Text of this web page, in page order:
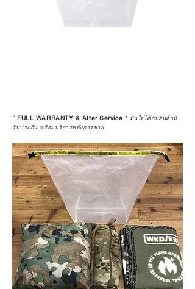
*FULL WARRANTY & After Service * มั่นใจได้กับสินค้ามี
รับประกัน พร้อมบริการหลังการขาย